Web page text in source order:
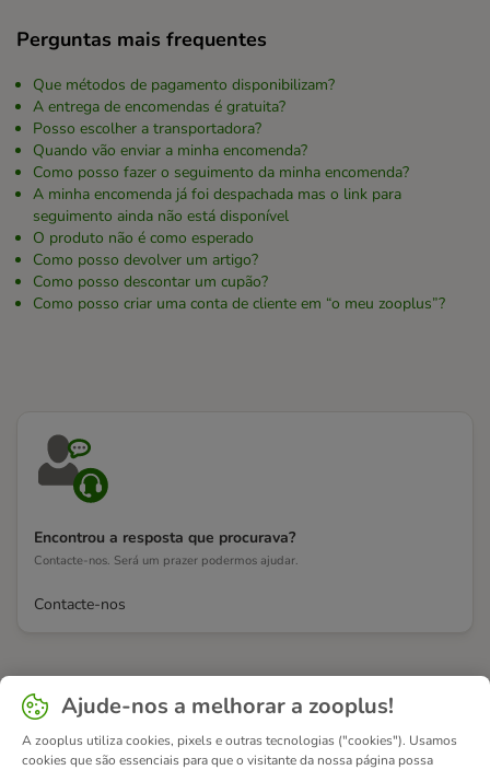
Perguntas mais frequentes
Que métodos de pagamento disponibilizam?
A entrega de encomendas é gratuita?
Posso escolher a transportadora?
Quando vão enviar a minha encomenda?
Como posso fazer o seguimento da minha encomenda?
A minha encomenda já foi despachada mas o link para
seguimento ainda não está disponível
O produto não é como esperado
Como posso devolver um artigo?
Como posso descontar um cupão?
Como posso criar uma conta de cliente em “o meu zooplus”?
Encontrou a resposta que procurava?
Contacte-nos. Será um prazer podermos ajudar.
Contacte-nos
Ajude-nos a melhorar a zooplus!
A zooplus utiliza cookies, pixels e outras tecnologias ("cookies"). Usamos
cookies que são essenciais para que o visitante da nossa página possa